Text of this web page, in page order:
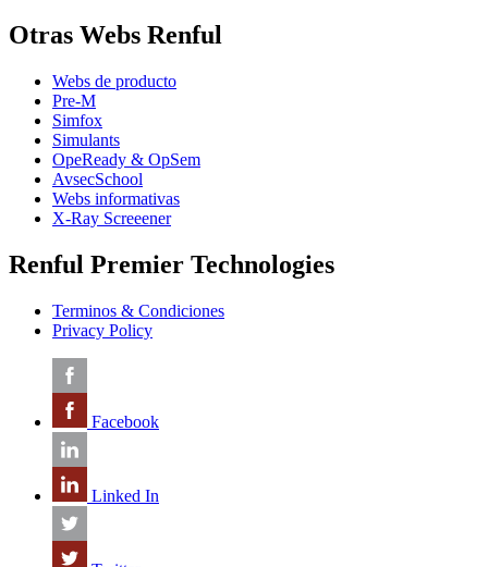
Otras Webs Renful
Webs de producto
Pre-M
Simfox
Simulants
OpeReady & OpSem
AvsecSchool
Webs informativas
X-Ray Screeener
Renful Premier Technologies
Terminos & Condiciones
Privacy Policy
Facebook
Linked In